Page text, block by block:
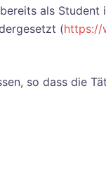
als Student
(https://
so dass die